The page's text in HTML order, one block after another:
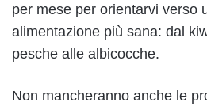
per mese per orientarvi verso
alimentazione più sana: dal
pesche alle albicocche.
Non mancheranno anche le